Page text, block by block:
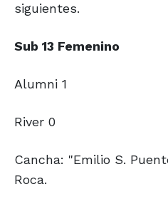
siguientes.
Sub 13 Femenino
Alumni 1
River 0
Cancha: "Emilio S.
Roca.